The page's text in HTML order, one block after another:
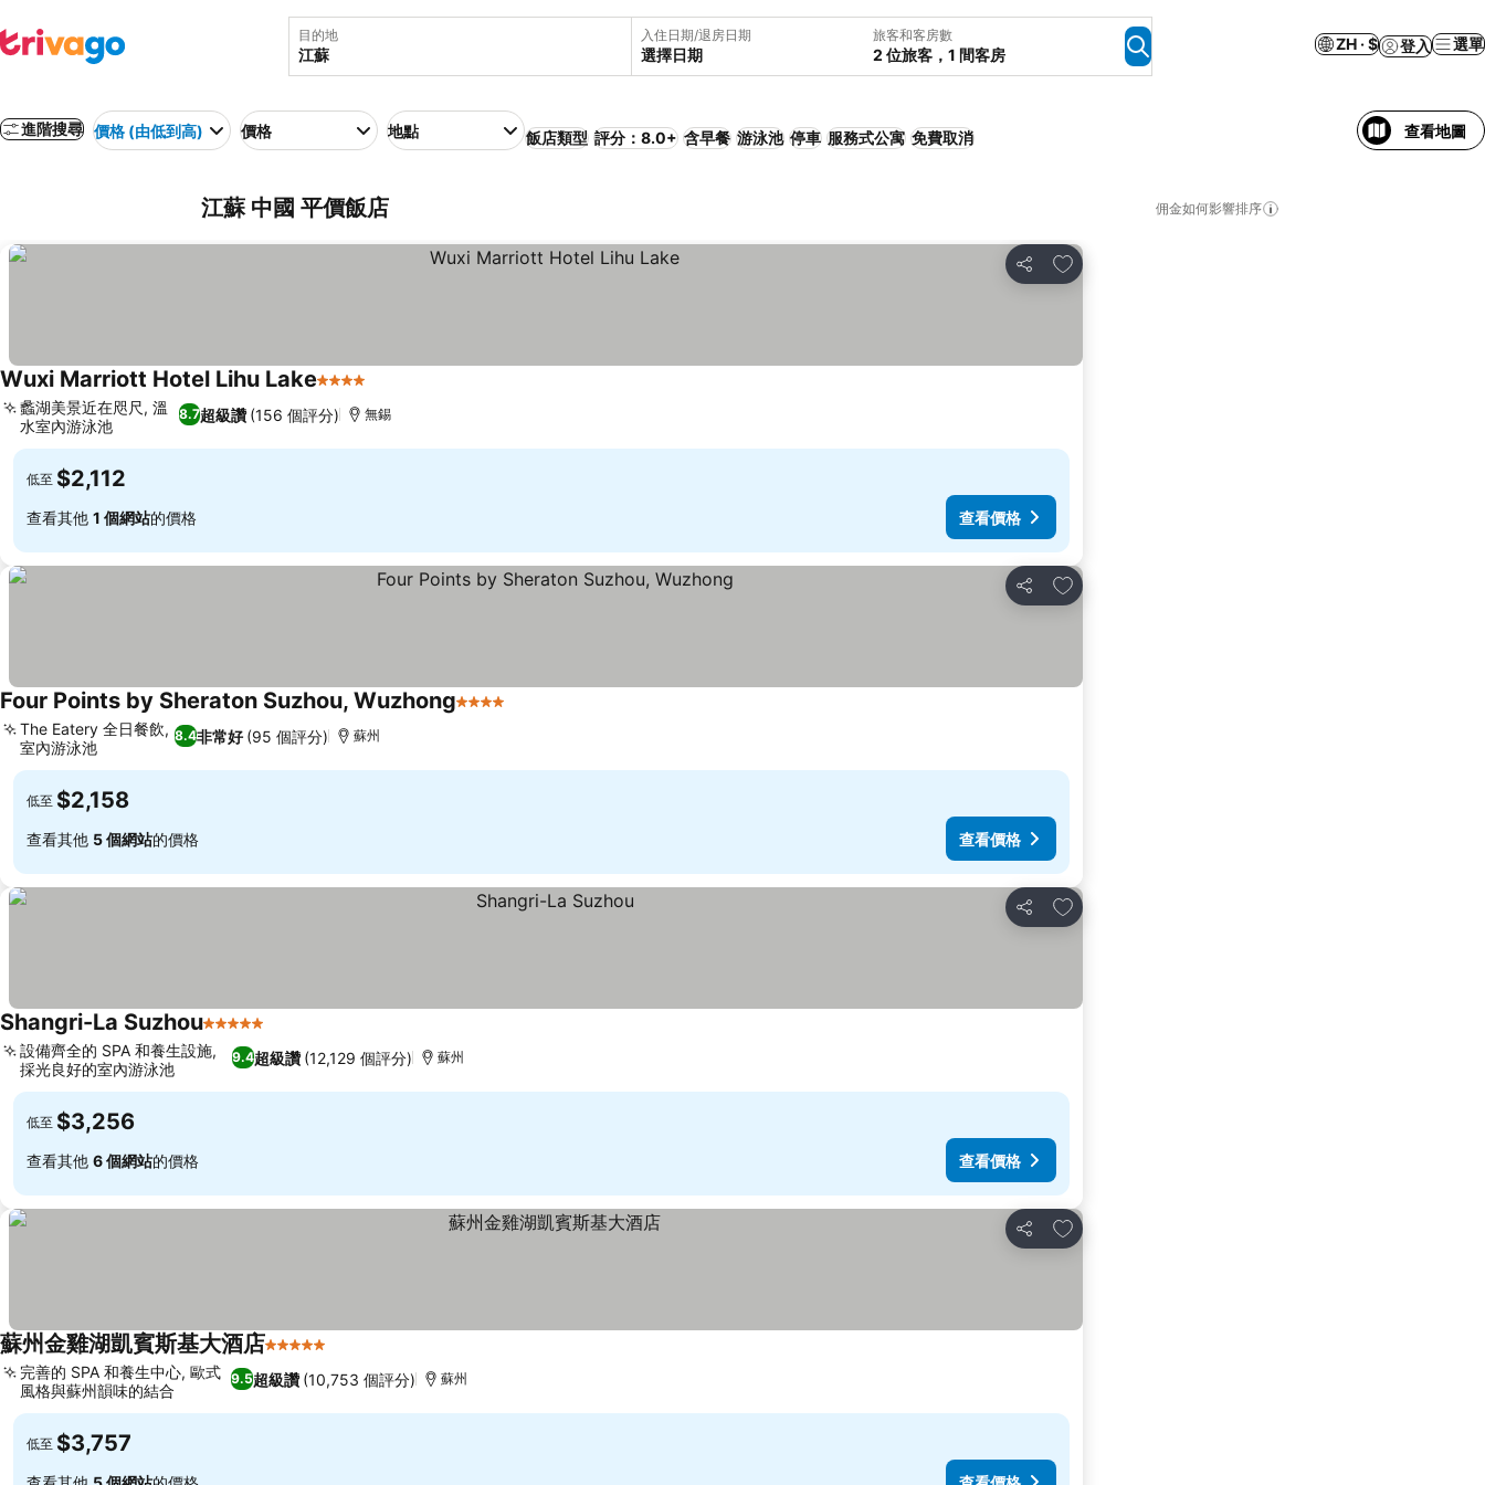
目的地 入住日期/退房日期
選擇日期
旅客和客房數
2 位旅客，1 間客房
ZH · $ 登入 選單
進階搜尋 價格 (由低到高) 價格 地點 飯店類型 評分：8.0+ 含早餐 游泳池 停車 服務式公寓 免費取消 查看地圖
江蘇 中國 平價飯店 佣金如何影響排序
分享
加入我的最愛
Wuxi Marriott Hotel Lihu Lake4 星級
8.7超級讚 (156 個評分)
蠡湖美景近在咫尺, 溫
水室內游泳池
無錫
低至 $2,112
查看其他 1 個網站的價格 查看價格
分享
加入我的最愛
Four Points by Sheraton Suzhou, Wuzhong4 星級
8.4非常好 (95 個評分)
The Eatery 全日餐飲,
室內游泳池
蘇州
低至 $2,158
查看其他 5 個網站的價格 查看價格
分享
加入我的最愛
Shangri-La Suzhou5 星級
9.4超級讚 (12,129 個評分)
設備齊全的 SPA 和養生設施,
採光良好的室內游泳池
蘇州
低至 $3,256
查看其他 6 個網站的價格 查看價格
分享
加入我的最愛
蘇州金雞湖凱賓斯基大酒店5 星級
9.5超級讚 (10,753 個評分)
完善的 SPA 和養生中心, 歐式
風格與蘇州韻味的結合
蘇州
低至 $3,757